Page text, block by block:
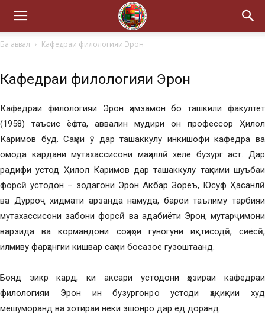
Ба аввал Кафедраи филологияи Эрон
Кафедраи филологияи Эрон
Кафедраи филологияи Эрон ҳамзамон бо ташкили факултет
(1958) таъсис ёфта, аввалин мудири он профессор Ҳилол
Каримов буд. Саҳми ӯ дар ташаккулу инкишофи кафедра ва
омода кардани мутахассисони маҳаллӣ хеле бузург аст. Дар
радифи устод Ҳилол Каримов дар ташаккулу таҳкими шуъбаи
форсӣ устодон – зодагони Эрон Акбар Зореъ, Юсуф Ҳасанлӣ
ва Дурроҷ хидмати арзанда намуда, барои таълиму тарбияи
мутахассисони забони форсӣ ва адабиёти Эрон, мутарҷимони
варзида ва кормандони соҳаҳои гуногуни иқтисодӣ, сиёсӣ,
илмиву фарҳангии кишвар саҳми босазое гузоштаанд.
Бояд зикр кард, ки аксари устодони ҳозираи кафедраи
филологияи Эрон ин бузургонро устоди ҳақиқии худ
мешуморанд ва хотираи неки эшонро дар ёд доранд.